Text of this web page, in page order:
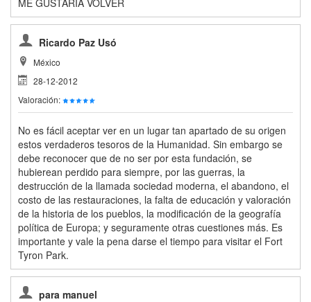
Ricardo Paz Usó
México
28-12-2012
Valoración:
No es fácil aceptar ver en un lugar tan apartado de su origen
estos verdaderos tesoros de la Humanidad. Sin embargo se
debe reconocer que de no ser por esta fundación, se
hubierean perdido para siempre, por las guerras, la
destrucción de la llamada sociedad moderna, el abandono, el
costo de las restauraciones, la falta de educación y valoración
de la historia de los pueblos, la modificación de la geografía
política de Europa; y seguramente otras cuestiones más. Es
importante y vale la pena darse el tiempo para visitar el Fort
Tyron Park.
para manuel